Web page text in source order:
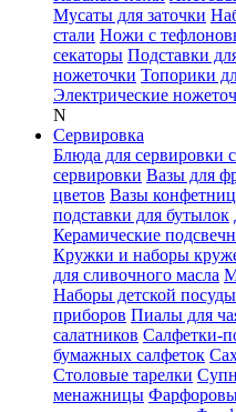
Мусаты для заточки
стали Ножи с
секаторы Подставки
ножеточки Топорики
Электрические
N
Сервировка
Блюда для сервировки
сервировки Вазы для
цветов Вазы
подставки для бутылок
Керамические
Кружки и наборы
для сливочного масла
Наборы детской
приборов Пиалы для
салатников Салфетки-
бумажных салфеток
Столовые тарелки
менажницы